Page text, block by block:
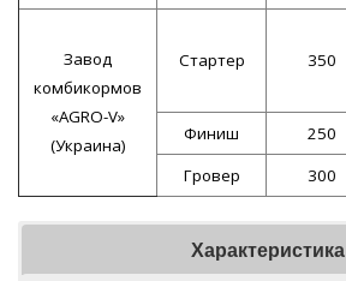
Завод
комбикормов
«AGRO-V»
(Украина)
Стартер 350
Финиш
250
Гровер
300
Характеристика